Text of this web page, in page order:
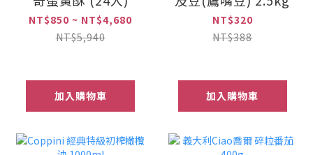
NT$850 ~ NT$4,680
NT$5,940
加入購物車
NT$320
NT$388
加入購物車